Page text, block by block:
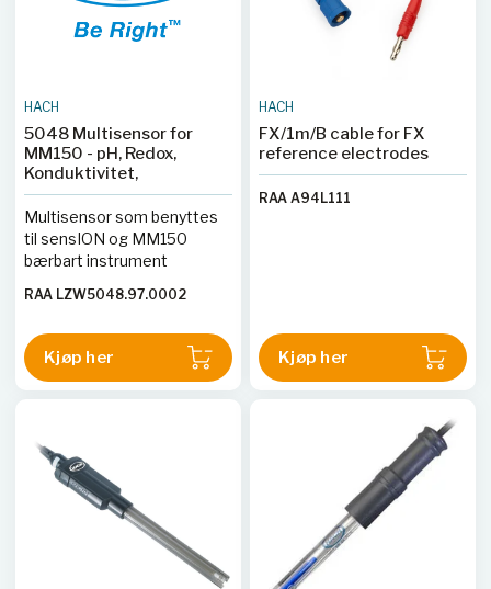
HACH
5048 Multisensor for
MM150 - pH, Redox,
Konduktivitet,
Multisensor som benyttes
til sensION og MM150
bærbart instrument
RAA LZW5048.97.0002
Kjøp her
HACH
FX/1m/B cable for FX
reference electrodes
RAA A94L111
Kjøp her